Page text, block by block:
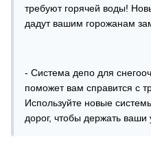
требуют горячей воды!
дадут вашим горожанам
- Система депо для
поможет вам справится с
Используйте новые
дорог, чтобы держать ваши